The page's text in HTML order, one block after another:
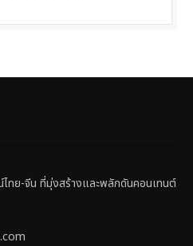
ทย-จีน ที่มุ่งสร้างและพลักดันคอนเทนต์